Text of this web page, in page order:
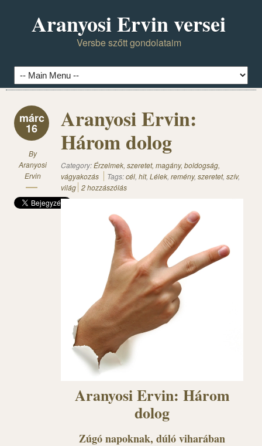
Aranyosi Ervin versei
Versbe szőtt gondolataim
márc
16
By
Aranyosi
Ervin
Aranyosi Ervin:
Három dolog
Category:Érzelmek, szeretet, magány, boldogság,
vágyakozás
Tags:cél, hit, Lélek, remény, szeretet, szív,
világ 2 hozzászólás
Aranyosi Ervin: Három
dolog
Zúgó napoknak, dúló viharában